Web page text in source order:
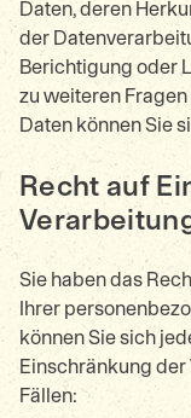
Daten, deren
der
Berichtigung oder
zu weiteren
Daten können Sie
Recht auf
Sie haben das
Ihrer
können Sie sich
Einschränkung
Fällen: